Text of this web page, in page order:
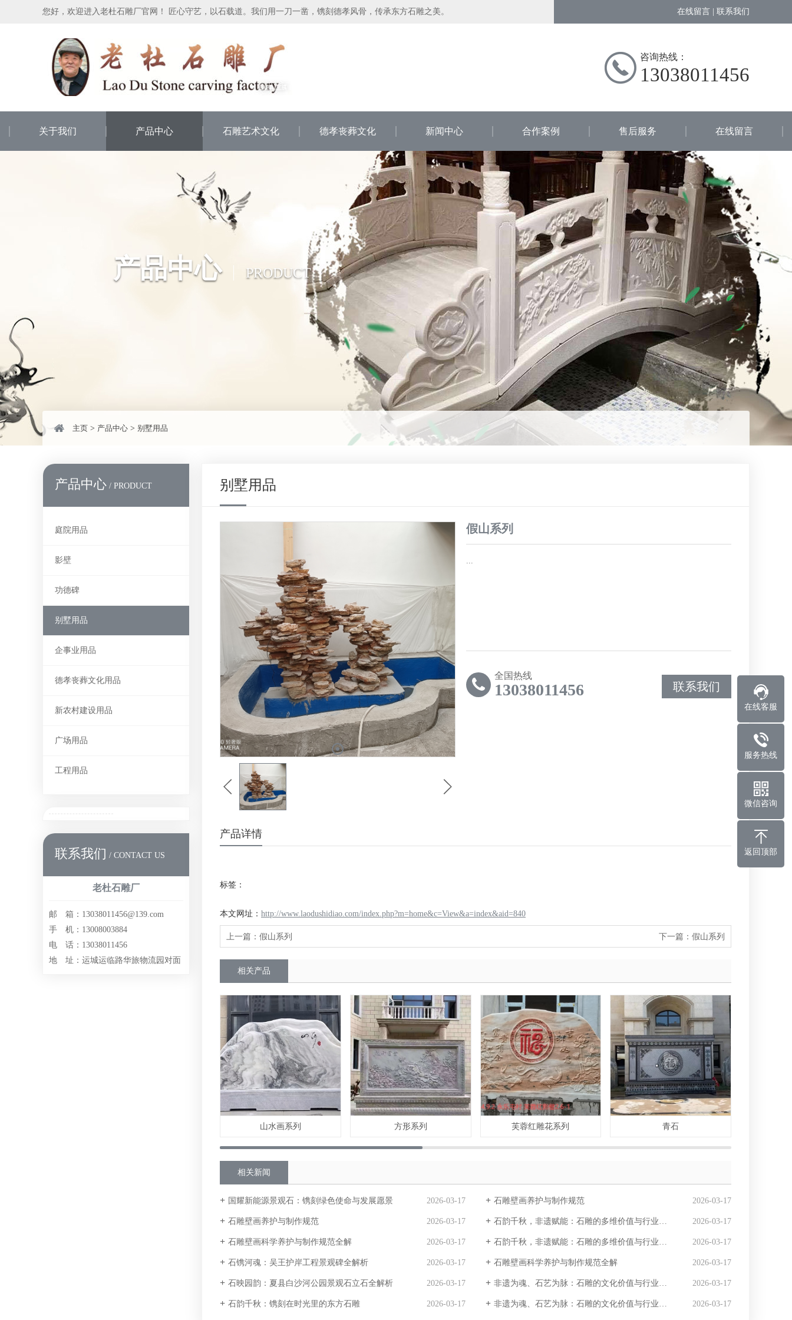
您好，欢迎进入老杜石雕厂官网！ 匠心守艺，以石载道。我们用一刀一凿，镌刻德孝风骨，传承东方石雕之美。 在线留言 联系我们
咨询热线：
13038011456
关于我们 产品中心 石雕艺术文化 德孝丧葬文化 新闻中心 合作案例 售后服务 在线留言
产品中心 PRODUCT
主页 > 产品中心 > 别墅用品
产品中心 / PRODUCT
庭院用品
影壁
功德碑
别墅用品
企事业用品
德孝丧葬文化用品
新农村建设用品
广场用品
工程用品
联系我们 / CONTACT US
老杜石雕厂
邮 箱：13038011456@139.com
手 机：13008003884
电 话：13038011456
地 址：运城运临路华旅物流园对面
别墅用品
假山系列
...
联系我们
全国热线
13038011456
产品详情
标签：
本文网址： http://www.laodushidiao.com/index.php?m=home&c=View&a=index&aid=840
上一篇： 假山系列 下一篇： 假山系列
相关产品
山水画系列 方形系列 芙蓉红雕花系列 青石
相关新闻
国耀新能源景观石：镌刻绿色使命与发展愿景 2026-03-17 石雕壁画养护与制作规范 2026-03-17
石雕壁画养护与制作规范 2026-03-17 石韵千秋，非遗赋能：石雕的多维价值与行业价值深度解析 2026-03-17
石雕壁画科学养护与制作规范全解 2026-03-17 石韵千秋，非遗赋能：石雕的多维价值与行业价值深度解析 2026-03-17
石镌河魂：吴王护岸工程景观碑全解析 2026-03-17 石雕壁画科学养护与制作规范全解 2026-03-17
石映园韵：夏县白沙河公园景观石立石全解析 2026-03-17 非遗为魂、石艺为脉：石雕的文化价值与行业发展优势 2026-03-17
石韵千秋：镌刻在时光里的东方石雕 2026-03-17 非遗为魂、石艺为脉：石雕的文化价值与行业发展优势 2026-03-17
在线客服
服务热线
微信咨询
返回顶部